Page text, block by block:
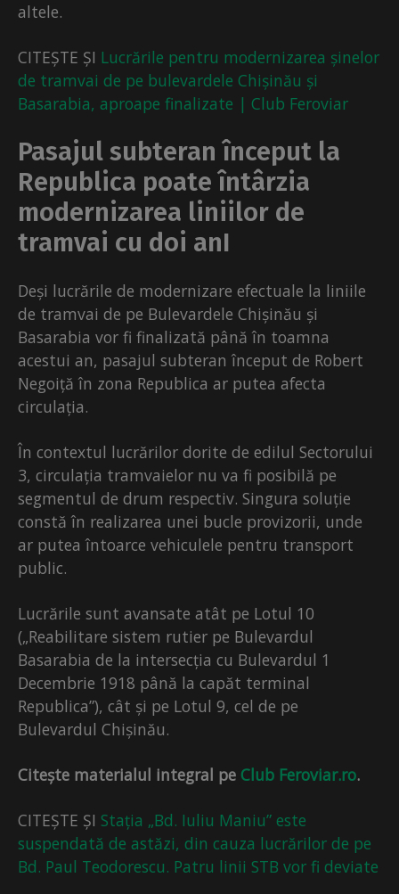
altele.
CITEȘTE ȘI Lucrările pentru modernizarea șinelor
de tramvai de pe bulevardele Chișinău și
Basarabia, aproape finalizate | Club Feroviar
Pasajul subteran început la
Republica poate întârzia
modernizarea liniilor de
tramvai cu doi anI
Deși lucrările de modernizare efectuale la liniile
de tramvai de pe Bulevardele Chișinău și
Basarabia vor fi finalizată până în toamna
acestui an, pasajul subteran început de Robert
Negoiță în zona Republica ar putea afecta
circulația.
În contextul lucrărilor dorite de edilul Sectorului
3, circulația tramvaielor nu va fi posibilă pe
segmentul de drum respectiv. Singura soluție
constă în realizarea unei bucle provizorii, unde
ar putea întoarce vehiculele pentru transport
public.
Lucrările sunt avansate atât pe Lotul 10
(„Reabilitare sistem rutier pe Bulevardul
Basarabia de la intersecția cu Bulevardul 1
Decembrie 1918 până la capăt terminal
Republica”), cât și pe Lotul 9, cel de pe
Bulevardul Chișinău.
Citește materialul integral pe Club Feroviar.ro.
CITEȘTE ȘI Stația „Bd. Iuliu Maniu” este
suspendată de astăzi, din cauza lucrărilor de pe
Bd. Paul Teodorescu. Patru linii STB vor fi deviate